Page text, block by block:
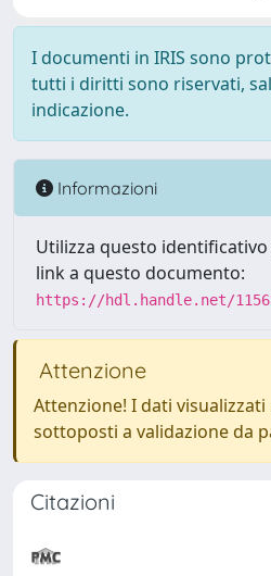
I documenti in IRIS sono
tutti i diritti sono riservati,
indicazione.
Informazioni
Utilizza questo
link a questo documento:
https://hdl.handle.net/
Attenzione
Attenzione! I dati
sottoposti a validazione da
Citazioni